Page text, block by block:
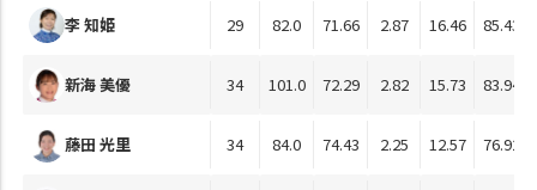
李 知姫 29 82.0 71.66 2.87 16.46 85.43
新海 美優 34 101.0 72.29 2.82 15.73 83.94
藤田 光里 34 84.0 74.43 2.25 12.57 76.92